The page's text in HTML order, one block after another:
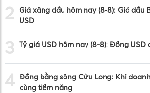
2
Giá xăng dầu hôm nay (8-8): Giá dầu
USD
3 Tỷ giá USD hôm nay (8-8): Đồng USD
4 Đồng bằng sông Cửu Long: Khi
cùng tiềm năng